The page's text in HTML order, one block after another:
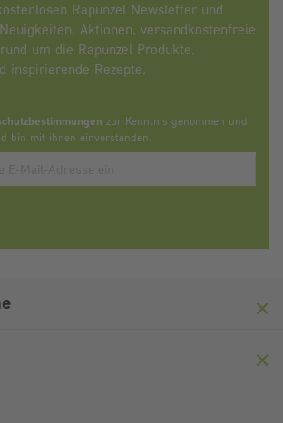
Rapunzel Newsletter und
Aktionen, versandkostenfreie
um die Rapunzel Produkte,
inspirierende Rezepte.
zur Kenntnis genommen und
bin mit ihnen einverstanden.
des Newsletters, bitte E-Mail Adresse
Verifizierung